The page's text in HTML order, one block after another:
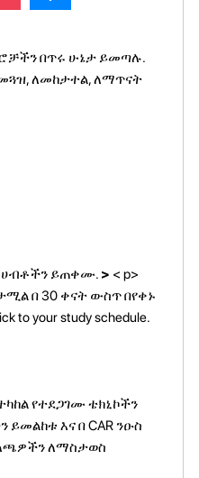
በጥሩ ሁኔታ ይመጣሉ.
ለመከታተል, ለማጥናት
ሀብቶችን ይጠቀሙ. > < p>
በ 30 ቀናት ውስጥ በየቀኑ
to your study schedule.
የተደጋገሙ ቴክኒኮችን
እና በ CAR ንዑስ
ለማስታወስ